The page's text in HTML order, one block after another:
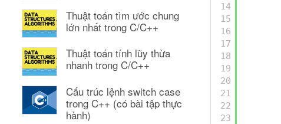
Thuật toán tìm ước chung
lớn nhất trong C/C++
Thuật toán tính lũy thừa
nhanh trong C/C++
Cấu trúc lệnh switch case
trong C++ (có bài tập thực
hành)
14
15
16
17
18
19
20
21
22
23